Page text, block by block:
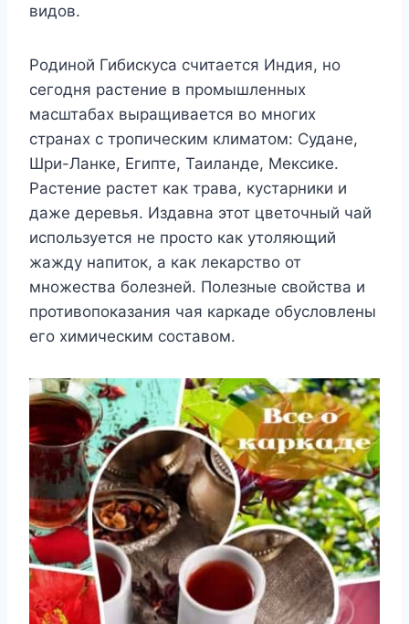
видов.
Родиной Гибискуса считается Индия, но
сегодня растение в промышленных
масштабах выращивается во многих
странах с тропическим климатом: Судане,
Шри-Ланке, Египте, Таиланде, Мексике.
Растение растет как трава, кустарники и
даже деревья. Издавна этот цветочный чай
используется не просто как утоляющий
жажду напиток, а как лекарство от
множества болезней. Полезные свойства и
противопоказания чая каркаде обусловлены
его химическим составом.